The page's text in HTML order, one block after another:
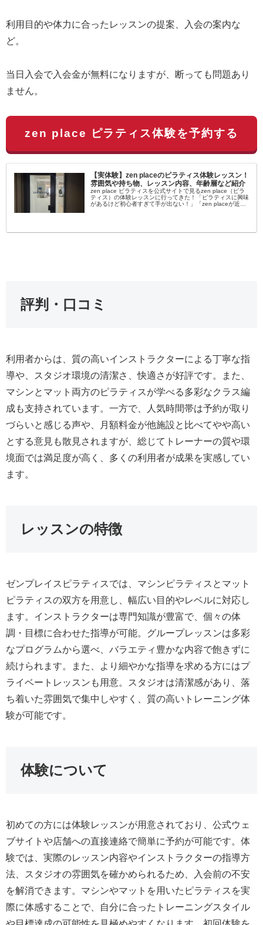
利用目的や体力に合ったレッスンの提案、入会の案内な
ど。
当日入会で入会金が無料になりますが、断っても問題あり
ません。
zen place ピラティス体験を予約する
【実体験】zen placeのピラティス体験レッスン！
雰囲気や持ち物、レッスン内容、年齢層など紹介
zen place ピラティスを公式サイトで見るzen place（ピラ
ティス）の体験レッスンに行ってきた！「ピラティスに興味
があるけど初心者すぎて手が出ない！」「zen placeが近く
評判・口コミ
利用者からは、質の高いインストラクターによる丁寧な指
導や、スタジオ環境の清潔さ、快適さが好評です。また、
マシンとマット両方のピラティスが学べる多彩なクラス編
成も支持されています。一方で、人気時間帯は予約が取り
づらいと感じる声や、月額料金が他施設と比べてやや高い
とする意見も散見されますが、総じてトレーナーの質や環
境面では満足度が高く、多くの利用者が成果を実感してい
ます。
レッスンの特徴
ゼンプレイスピラティスでは、マシンピラティスとマット
ピラティスの双方を用意し、幅広い目的やレベルに対応し
ます。インストラクターは専門知識が豊富で、個々の体
調・目標に合わせた指導が可能。グループレッスンは多彩
なプログラムから選べ、バラエティ豊かな内容で飽きずに
続けられます。また、より細やかな指導を求める方にはプ
ライベートレッスンも用意。スタジオは清潔感があり、落
ち着いた雰囲気で集中しやすく、質の高いトレーニング体
験が可能です。
体験について
初めての方には体験レッスンが用意されており、公式ウェ
ブサイトや店舗への直接連絡で簡単に予約が可能です。体
験では、実際のレッスン内容やインストラクターの指導方
法、スタジオの雰囲気を確かめられるため、入会前の不安
を解消できます。マシンやマットを用いたピラティスを実
際に体感することで、自分に合ったトレーニングスタイル